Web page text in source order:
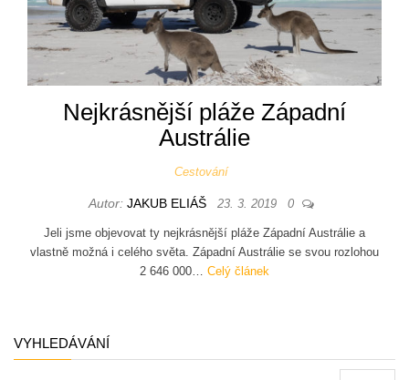
Nejkrásnější pláže Západní
Austrálie
Cestování
Autor: JAKUB ELIÁŠ 23. 3. 2019 0
Jeli jsme objevovat ty nejkrásnější pláže Západní Austrálie a
vlastně možná i celého světa. Západní Austrálie se svou rozlohou
2 646 000… Celý článek
VYHLEDÁVÁNÍ